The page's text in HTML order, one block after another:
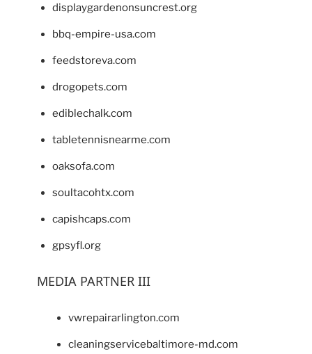
displaygardenonsuncrest.org
bbq-empire-usa.com
feedstoreva.com
drogopets.com
ediblechalk.com
tabletennisnearme.com
oaksofa.com
soultacohtx.com
capishcaps.com
gpsyfl.org
MEDIA PARTNER III
vwrepairarlington.com
cleaningservicebaltimore-md.com